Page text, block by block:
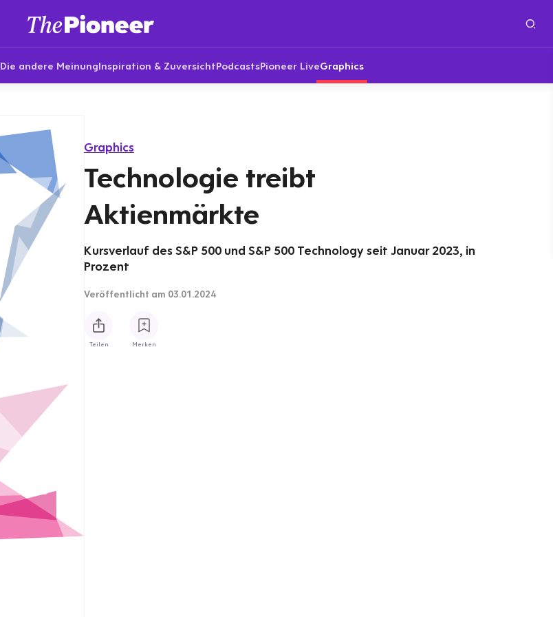
Die andere MeinungInspiration & ZuversichtPodcastsPioneer LiveGraphics
Graphics
Technologie treibt
Aktienmärkte
Kursverlauf des S&P 500 und S&P 500 Technology seit Januar 2023, in
Prozent
Veröffentlicht am 03.01.2024
Teilen Merken